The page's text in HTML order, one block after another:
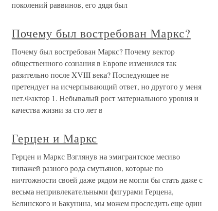
поколений раввинов, его дядя был
Почему был востребован Маркс?
Почему был востребован Маркс? Почему вектор
общественного сознания в Европе изменился так
разительно после XVIII века? Последующее не
претендует на исчерпывающий ответ, но другого у меня
нет.Фактор 1. Небывалый рост материального уровня и
качества жизни за сто лет в
Герцен и Маркс
Герцен и Маркс Взглянув на эмигрантское месиво
типажей разного рода смутьянов, которые по
ничтожности своей даже рядом не могли бы стать даже с
весьма непривлекательными фигурами Герцена,
Белинского и Бакунина, мы можем проследить еще один